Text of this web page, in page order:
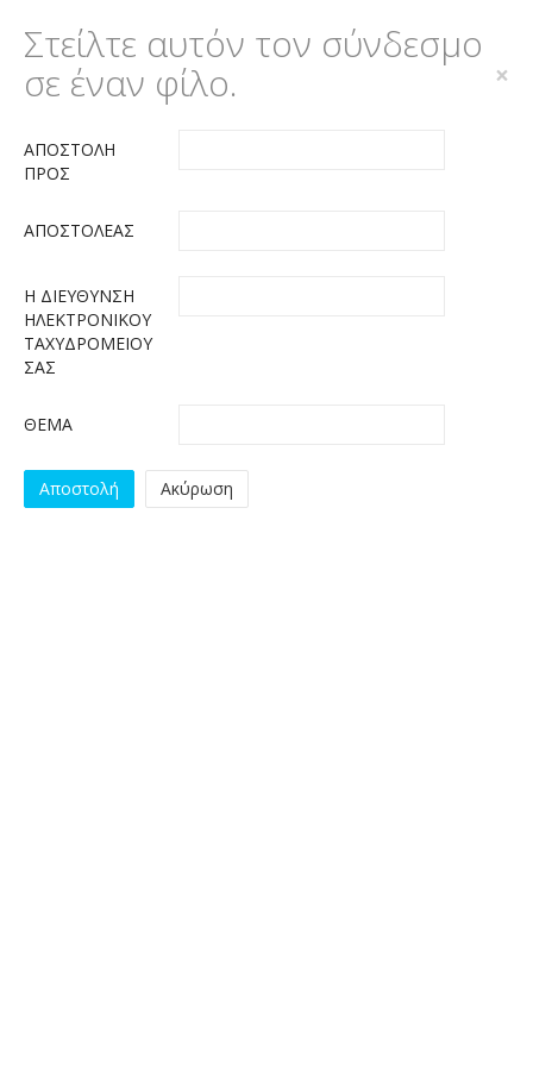
Στείλτε αυτόν τον σύνδεσμο
σε έναν φίλο.
×
ΑΠΟΣΤΟΛΉ
ΠΡΟΣ
ΑΠΟΣΤΟΛΈΑΣ
Η ΔΙΕΎΘΥΝΣΗ
ΗΛΕΚΤΡΟΝΙΚΟΎ
ΤΑΧΥΔΡΟΜΕΊΟΥ
ΣΑΣ
ΘΈΜΑ
Αποστολή Ακύρωση